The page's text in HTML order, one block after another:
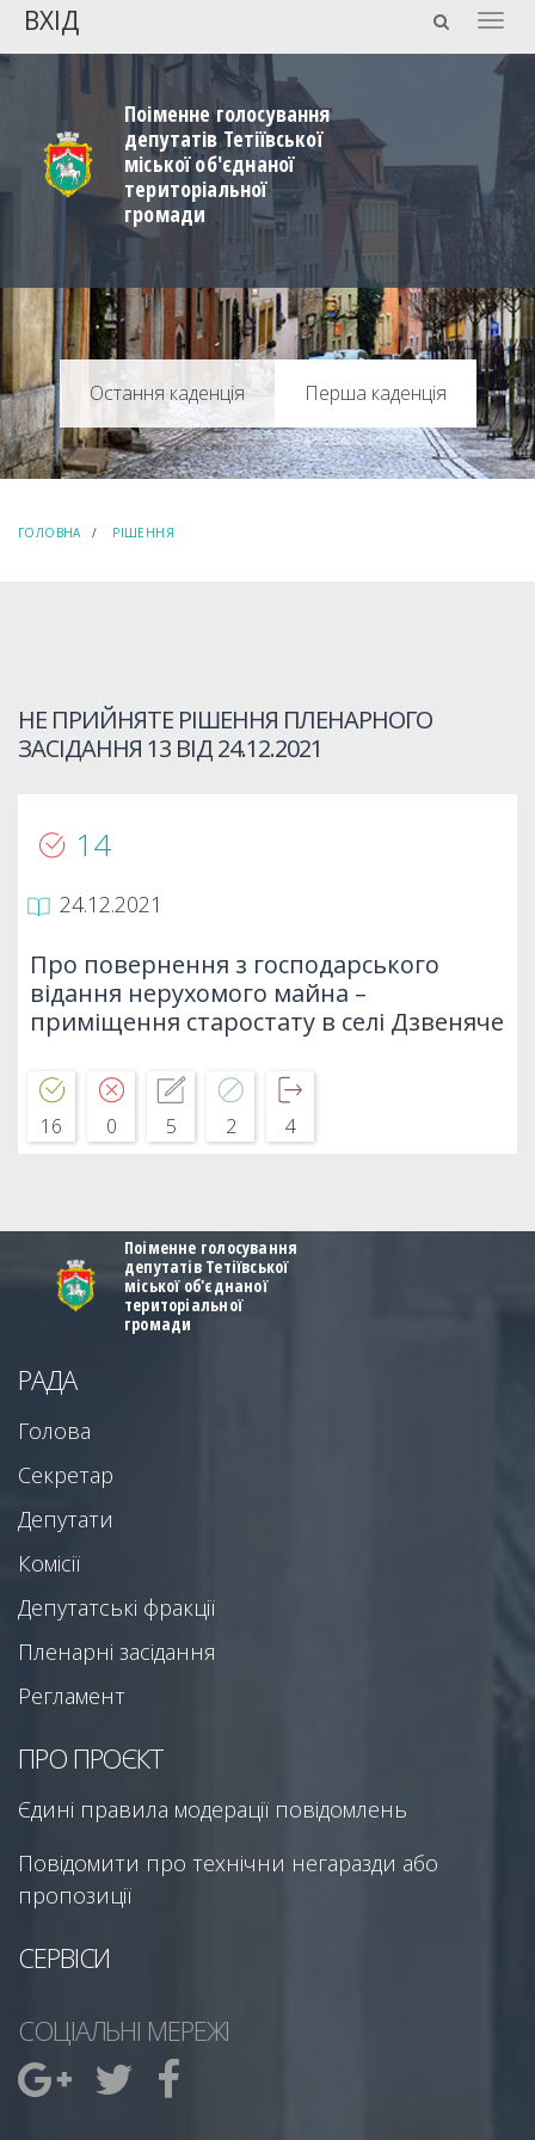
ВХІД
Поіменне голосування
депутатів Тетіївської
міської об'єднаної
територіальної
громади
Перша каденція
ГОЛОВНА РІШЕННЯ
НЕ ПРИЙНЯТЕ РІШЕННЯ ПЛЕНАРНОГО
ЗАСІДАННЯ 13 ВІД24.12.2021
14
24.12.2021
Про повернення з господарського
відання нерухомого майна –
приміщення старостату в селі Дзвеняче
16 0 5 2 4
Поіменне голосування
депутатів Тетіївської
міської об'єднаної
територіальної
громади
РАДА
Голова
Секретар
Депутати
Комісії
Депутатські фракції
Пленарні засідання
Регламент
ПРО ПРОЄКТ
Єдині правила модерації повідомлень
Повідомити про технічни негаразди або
пропозиції
СЕРВІСИ
СОЦІАЛЬНІ МЕРЕЖІ